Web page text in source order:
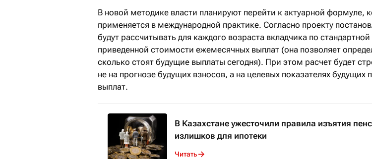
В новой методике власти планируют перейти к актуарной формуле,
применяется в международной практике. Согласно проекту
будут рассчитывать для каждого возраста вкладчика по
приведенной стоимости ежемесячных выплат (она позволяет
сколько стоят будущие выплаты сегодня). При этом расчет будет
не на прогнозе будущих взносов, а на целевых показателях будущих
выплат.
В Казахстане ужесточили правила изъятия
излишков для ипотеки
Читать